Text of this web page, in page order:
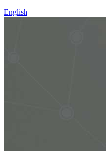
English